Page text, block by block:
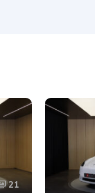
21